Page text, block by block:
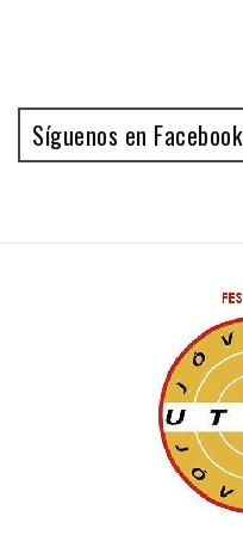
Síguenos en Facebook